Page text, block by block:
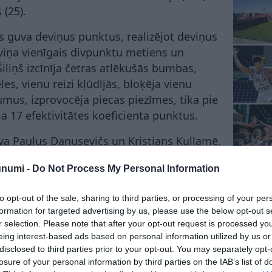
- Do Not Process My Personal Information
opt-out of the sale, sharing to third parties, or processing of your
for targeted advertising by us, please use the below opt-out
selection. Please note that after your opt-out request is processed
interest-based ads based on personal information utilized by us
to third parties prior to your opt-out. You may separately
of your personal information by third parties on the IAB’s list of
guva deviņus punktus, realizējot deviņus
vienīgais divpunktu metiens un
izcīnīja četras atlēkušās bumbas,
vienu reizi kļūdījās, bloķēja vienu
izprovocēja piecas piezīmes, tika pie
17 efektivitātes koeficienta punktus.
Pauļus Danusevičs un Kristians Kullamē.
“Žalgiris”, kas finālsērijā ar 3-0 uzveica
Lomažs